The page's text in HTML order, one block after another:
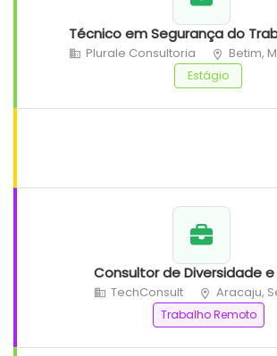
Técnico em Segurança do
Plurale Consultoria Betim,
Estágio
Consultor de Diversidade e
TechConsult Aracaju,
Trabalho Remoto